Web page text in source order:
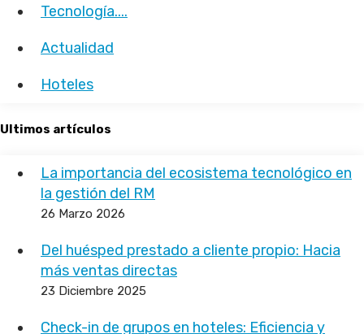
Tecnología....
Actualidad
Hoteles
Ultimos artículos
La importancia del ecosistema tecnológico en
la gestión del RM
26 Marzo 2026
Del huésped prestado a cliente propio: Hacia
más ventas directas
23 Diciembre 2025
Check-in de grupos en hoteles: Eficiencia y